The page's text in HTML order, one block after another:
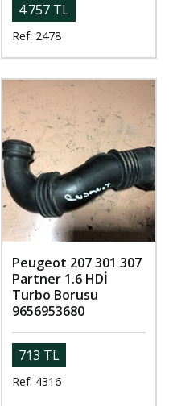
4.757 TL
Ref: 2478
Peugeot 207 301 307
Partner 1.6 HDİ
Turbo Borusu
9656953680
713 TL
Ref: 4316